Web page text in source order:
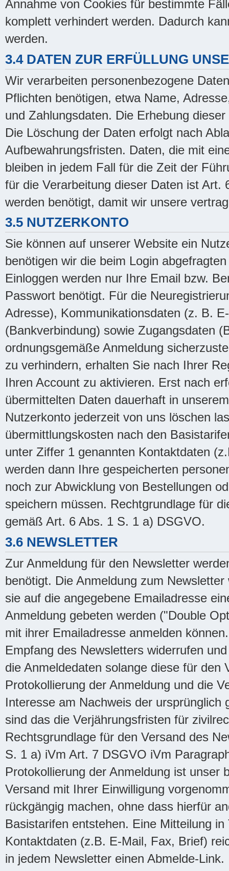
Annahme von Cookies für bestimmte
komplett verhindert werden. Dadurch
werden.
3.4 DATEN ZUR ERFÜLLUNG
Wir verarbeiten personenbezogene
Pflichten benötigen, etwa Name,
und Zahlungsdaten. Die Erhebung
Die Löschung der Daten erfolgt nach
Aufbewahrungsfristen. Daten, die mit
bleiben in jedem Fall für die Zeit der
für die Verarbeitung dieser Daten ist
werden benötigt, damit wir unsere
3.5 NUTZERKONTO
Sie können auf unserer Website ein
benötigen wir die beim Login
Einloggen werden nur Ihre Email bzw.
Passwort benötigt. Für die
Adresse), Kommunikationsdaten (z. B.
(Bankverbindung) sowie Zugangsdaten
ordnungsgemäße Anmeldung
zu verhindern, erhalten Sie nach Ihrer
Ihren Account zu aktivieren. Erst nach
übermittelten Daten dauerhaft in
Nutzerkonto jederzeit von uns löschen
übermittlungskosten nach den
unter Ziffer 1 genannten Kontaktdaten
werden dann Ihre gespeicherten
noch zur Abwicklung von Bestellungen
speichern müssen. Rechtgrundlage für
gemäß Art. 6 Abs. 1 S. 1 a) DSGVO.
3.6 NEWSLETTER
Zur Anmeldung für den Newsletter
benötigt. Die Anmeldung zum
sie auf die angegebene Emailadresse
Anmeldung gebeten werden ("Double
mit ihrer Emailadresse anmelden
Empfang des Newsletters widerrufen
die Anmeldedaten solange diese für
Protokollierung der Anmeldung und die
Interesse am Nachweis der ursprünglich
sind das die Verjährungsfristen für
Rechtsgrundlage für den Versand des
S. 1 a) iVm Art. 7 DSGVO iVm
Protokollierung der Anmeldung ist unser
Versand mit Ihrer Einwilligung
rückgängig machen, ohne dass hierfür
Basistarifen entstehen. Eine Mitteilung
Kontaktdaten (z.B. E-Mail, Fax, Brief)
in jedem Newsletter einen Abmelde-Link.